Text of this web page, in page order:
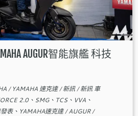
AUGUR智能旗艦 科技
/ YAMAHA 速克達/新訊/新訊 車
2.0、SMG、TCS、VVA、
表、YAMAHA速克達/AUGUR/